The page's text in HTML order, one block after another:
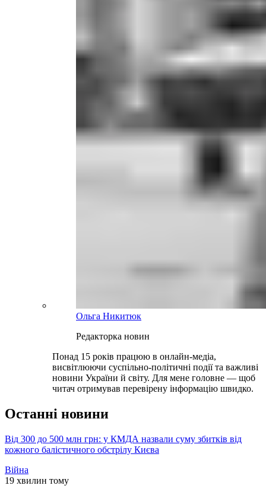
Ольга Никитюк
Редакторка новин
Понад 15 років працюю в онлайн-медіа,
висвітлюючи суспільно-політичні події та важливі
новини України й світу. Для мене головне — щоб
читач отримував перевірену інформацію швидко.
Останні новини
Від 300 до 500 млн грн: у КМДА назвали суму збитків від
кожного балістичного обстрілу Києва
Війна
19 хвилин тому